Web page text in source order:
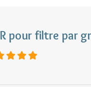
1,7 l/heure -
utilisation de 6 à 12
pour filtre par